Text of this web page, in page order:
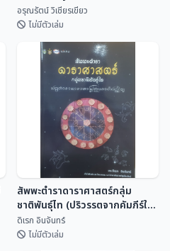
พจนานุกรมคำจารึกล้านนา
Dictionary of Lan Na
Inscriptional Vocabulary
อรุณรัตน์ วิเชียรเขี...
Inscriptional Vocabulary
อรุณรัตน์ วิเชียรเขียว
ไม่มีตัวเล่ม
สัพพะตำราดาราศาสตร์กลุ่ม
ชาติพันธุ์ไท (ปริวรรตจากคัมภีร์ใบ
ลานและพับสา)
ดิเรก อินจันทร์
ไม่มีตัวเล่ม